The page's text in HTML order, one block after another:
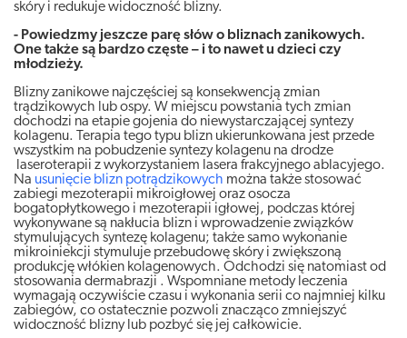
skóry i redukuje widoczność blizny.
- Powiedzmy jeszcze parę słów o bliznach zanikowych.
One także są bardzo częste – i to nawet u dzieci czy
młodzieży.
Blizny zanikowe najczęściej są konsekwencją zmian
trądzikowych lub ospy. W miejscu powstania tych zmian
dochodzi na etapie gojenia do niewystarczającej syntezy
kolagenu. Terapia tego typu blizn ukierunkowana jest przede
wszystkim na pobudzenie syntezy kolagenu na drodze
laseroterapii z wykorzystaniem lasera frakcyjnego ablacyjego.
Na usunięcie blizn potrądzikowych można także stosować
zabiegi mezoterapii mikroigłowej oraz osocza
bogatopłytkowego i mezoterapii igłowej, podczas której
wykonywane są nakłucia blizn i wprowadzenie związków
stymulujących syntezę kolagenu; także samo wykonanie
mikroiniekcji stymuluje przebudowę skóry i zwiększoną
produkcję włókien kolagenowych. Odchodzi się natomiast od
stosowania dermabrazji . Wspomniane metody leczenia
wymagają oczywiście czasu i wykonania serii co najmniej kilku
zabiegów, co ostatecznie pozwoli znacząco zmniejszyć
widoczność blizny lub pozbyć się jej całkowicie.